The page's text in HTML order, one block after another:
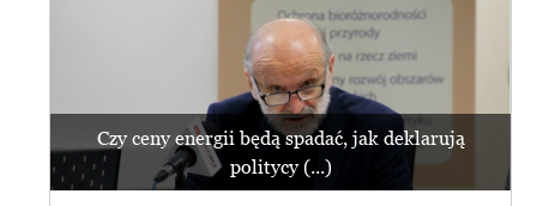
Czy ceny energii będą spadać, jak deklarują
politycy (...)